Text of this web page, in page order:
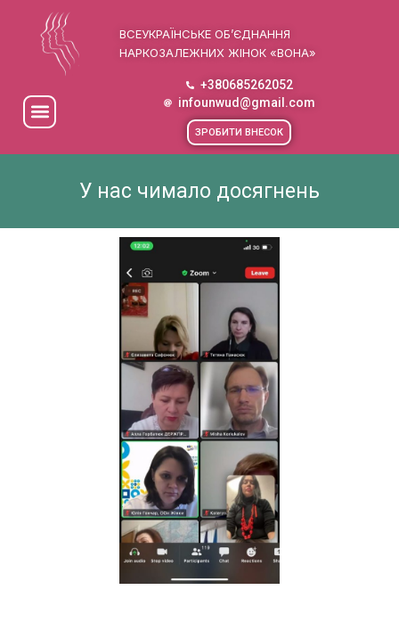
ВСЕУКРАЇНСЬКЕ ОБ’ЄДНАННЯ
НАРКОЗАЛЕЖНИХ ЖІНОК «ВОНА»
+380685262052
infounwud@gmail.com
ЗРОБИТИ ВНЕСОК
У нас чимало досягнень